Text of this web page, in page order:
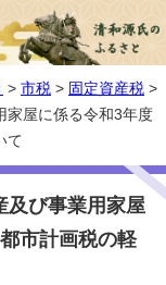
> 市税 > 固定資産税 >
家屋に係る令和3年度
て
及び事業用家屋
市計画税の軽